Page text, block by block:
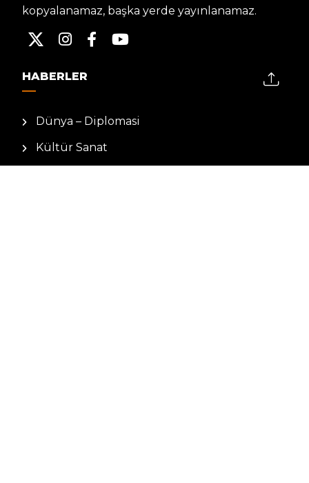
kopyalanamaz, başka yerde yayınlanamaz.
HABERLER
Dünya – Diplomasi
Kültür Sanat